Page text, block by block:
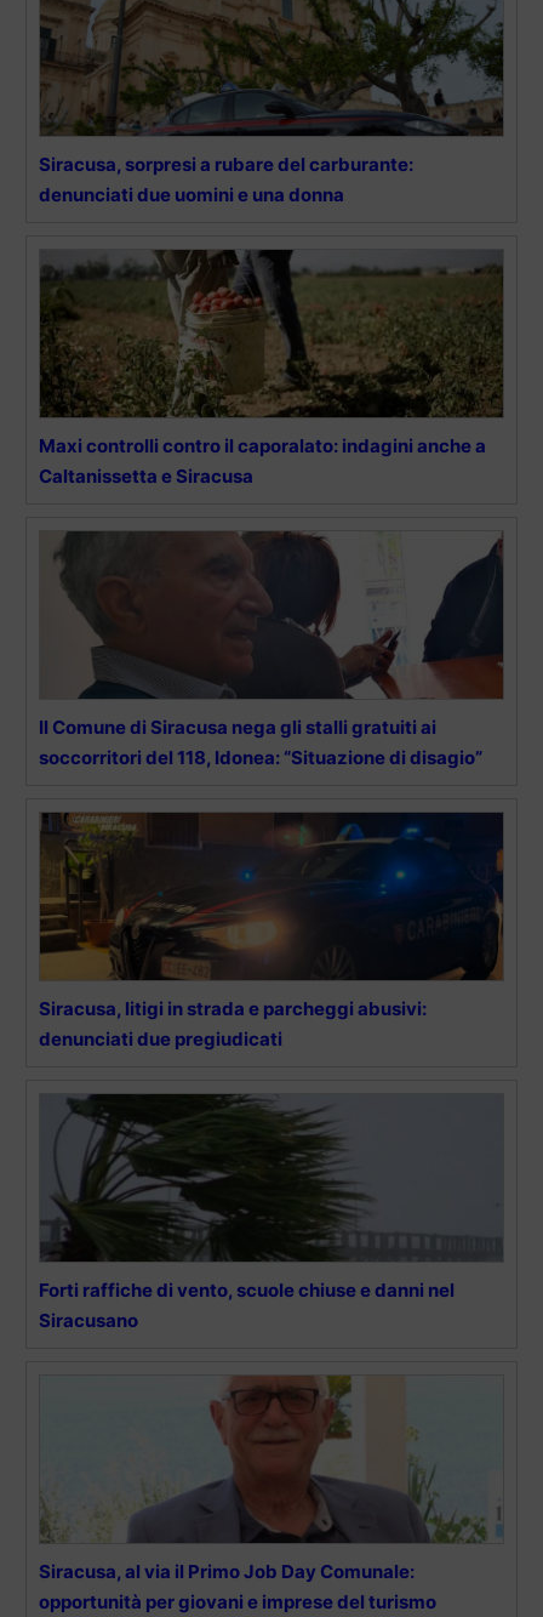
Siracusa, sorpresi a rubare del carburante:
denunciati due uomini e una donna
Maxi controlli contro il caporalato: indagini anche a
Caltanissetta e Siracusa
Il Comune di Siracusa nega gli stalli gratuiti ai
soccorritori del 118, Idonea: “Situazione di disagio”
Siracusa, litigi in strada e parcheggi abusivi:
denunciati due pregiudicati
Forti raffiche di vento, scuole chiuse e danni nel
Siracusano
Siracusa, al via il Primo Job Day Comunale:
opportunità per giovani e imprese del turismo